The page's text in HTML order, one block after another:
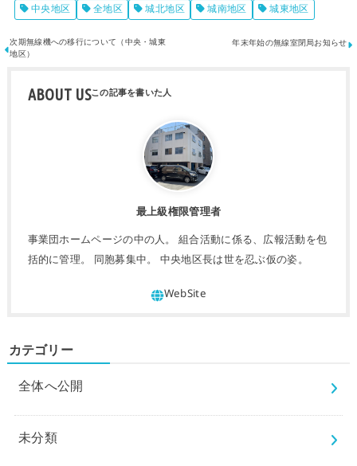
中央地区 全地区 城北地区 城南地区 城東地区
次期無線機への移行について（中央・城東
地区）
年末年始の無線室閉局お知らせ
ABOUT US
最上級権限管理者
事業団ホームページの中の人。 組合活動に係る、広報活動を包
括的に管理。 同胞募集中。 中央地区長は世を忍ぶ仮の姿。
カテゴリー
全体へ公開
未分類